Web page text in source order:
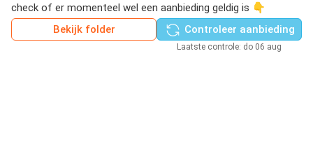
check of er momenteel wel een aanbieding geldig is 👇
Bekijk folder
Controleer aanbieding
Laatste controle: do 06 aug